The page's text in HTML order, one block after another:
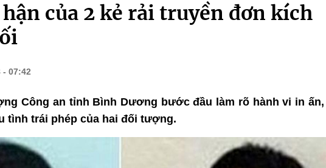
của 2 kẻ rải truyền đơn kích
- 07:42
Công an tỉnh Bình Dương bước đầu làm rõ hành vi in
tình trái phép của hai đối tượng.